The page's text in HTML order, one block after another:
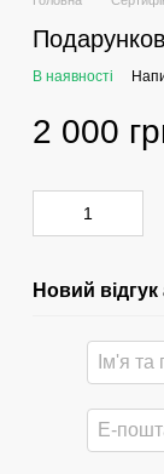
В наявності
2 000
Новий